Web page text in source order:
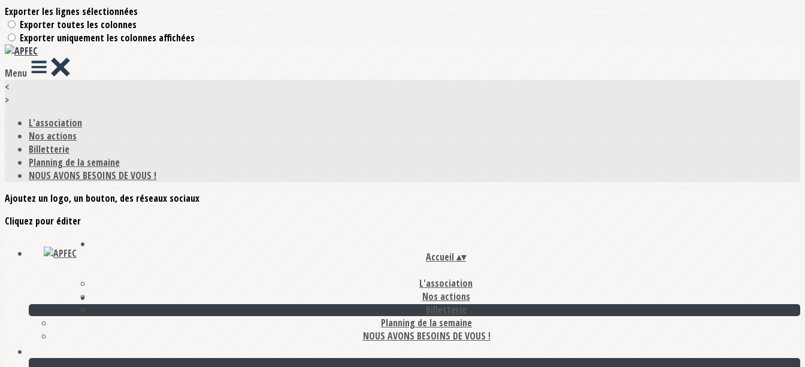
Exporter les lignes sélectionnées
Exporter toutes les colonnes
Exporter uniquement les colonnes affichées
Menu
<
>
L'association
Nos actions
Billetterie
Planning de la semaine
NOUS AVONS BESOINS DE VOUS !
Ajoutez un logo, un bouton, des réseaux sociaux
Cliquez pour éditer
Accueil ▴▾
L'association
Nos actions
Billetterie
Planning de la semaine
NOUS AVONS BESOINS DE VOUS !